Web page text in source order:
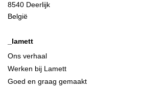
8540 Deerlijk
België
_lamett
Ons verhaal
Werken bij Lamett
Goed en graag gemaakt